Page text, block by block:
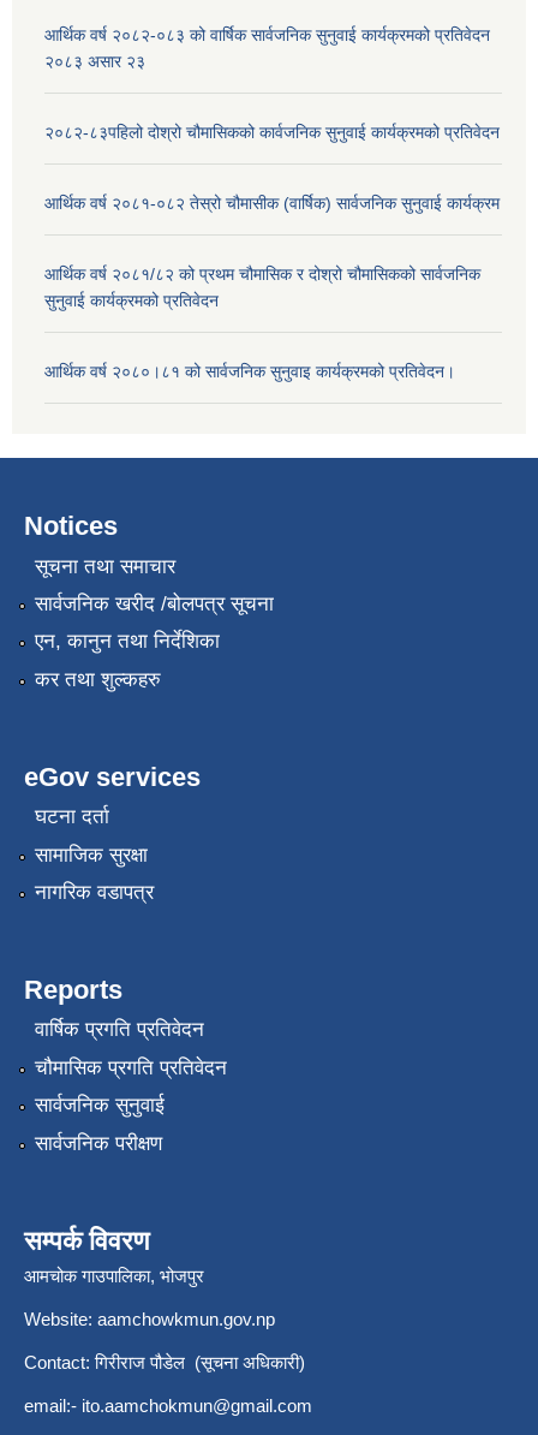
आर्थिक वर्ष २०८२-०८३ को वार्षिक सार्वजनिक सुनुवाई कार्यक्रमको प्रतिवेदन
२०८३ असार २३
२०८२-८३पहिलो दोश्रो चौमासिकको कार्वजनिक सुनुवाई कार्यक्रमको प्रतिवेदन
आर्थिक वर्ष २०८१-०८२ तेस्रो चौमासीक (वार्षिक) सार्वजनिक सुनुवाई कार्यक्रम
आर्थिक वर्ष २०८१/८२ को प्रथम चौमासिक र दोश्रो चौमासिकको सार्वजनिक
सुनुवाई कार्यक्रमको प्रतिवेदन
आर्थिक वर्ष २०८०।८१ को सार्वजनिक सुनुवाइ कार्यक्रमको प्रतिवेदन।
Notices
सूचना तथा समाचार
सार्वजनिक खरीद /बोलपत्र सूचना
एन, कानुन तथा निर्देशिका
कर तथा शुल्कहरु
eGov services
घटना दर्ता
सामाजिक सुरक्षा
नागरिक वडापत्र
Reports
वार्षिक प्रगति प्रतिवेदन
चौमासिक प्रगति प्रतिवेदन
सार्वजनिक सुनुवाई
सार्वजनिक परीक्षण
सम्पर्क विवरण
आमचोक गाउपालिका, भोजपुर
Website: aamchowkmun.gov.np
Contact: गिरीराज पौडेल (सूचना अधिकारी)
email:- ito.aamchokmun@gmail.com